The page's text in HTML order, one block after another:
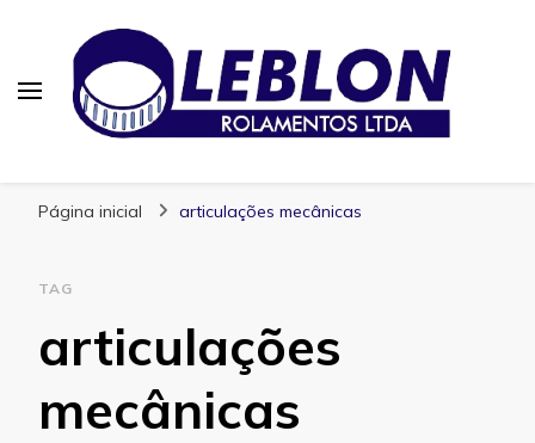
Página inicial articulações mecânicas
TAG
articulações
mecânicas